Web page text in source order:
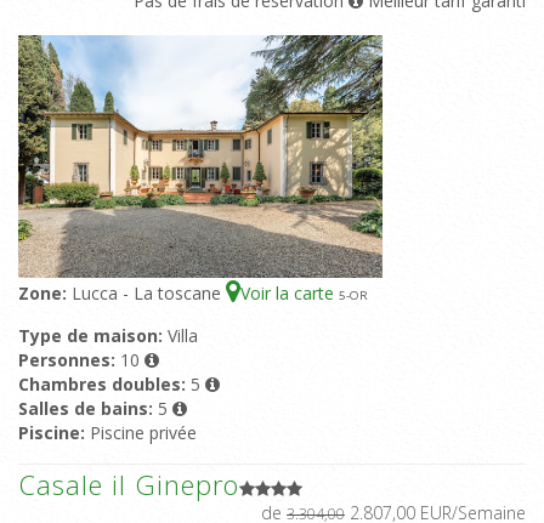
Zone: Lucca - La toscane Voir la carte 5-OR
Type de maison: Villa
Personnes: 10
Chambres doubles: 5
Salles de bains: 5
Piscine: Piscine privée
Casale il Ginepro
de 3.304,00 2.807,00 EUR/Semaine